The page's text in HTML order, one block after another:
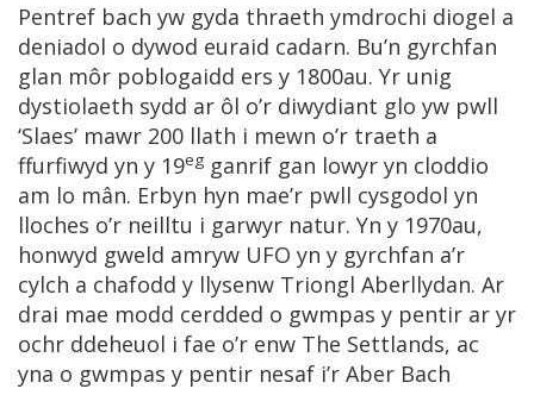
Pentref bach yw gyda thraeth ymdrochi diogel a
deniadol o dywod euraid cadarn. Bu’n gyrchfan
glan môr poblogaidd ers y 1800au. Yr unig
dystiolaeth sydd ar ôl o’r diwydiant glo yw pwll
‘Slaes’ mawr 200 llath i mewn o’r traeth a
ffurfiwyd yn y 19eg ganrif gan lowyr yn cloddio
am lo mân. Erbyn hyn mae’r pwll cysgodol yn
lloches o’r neilltu i garwyr natur. Yn y 1970au,
honwyd gweld amryw UFO yn y gyrchfan a’r
cylch a chafodd y llysenw Triongl Aberllydan. Ar
drai mae modd cerdded o gwmpas y pentir ar yr
ochr ddeheuol i fae o’r enw The Settlands, ac
yna o gwmpas y pentir nesaf i’r Aber Bach